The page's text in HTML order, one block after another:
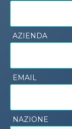
AZIENDA
EMAIL
NAZIONE